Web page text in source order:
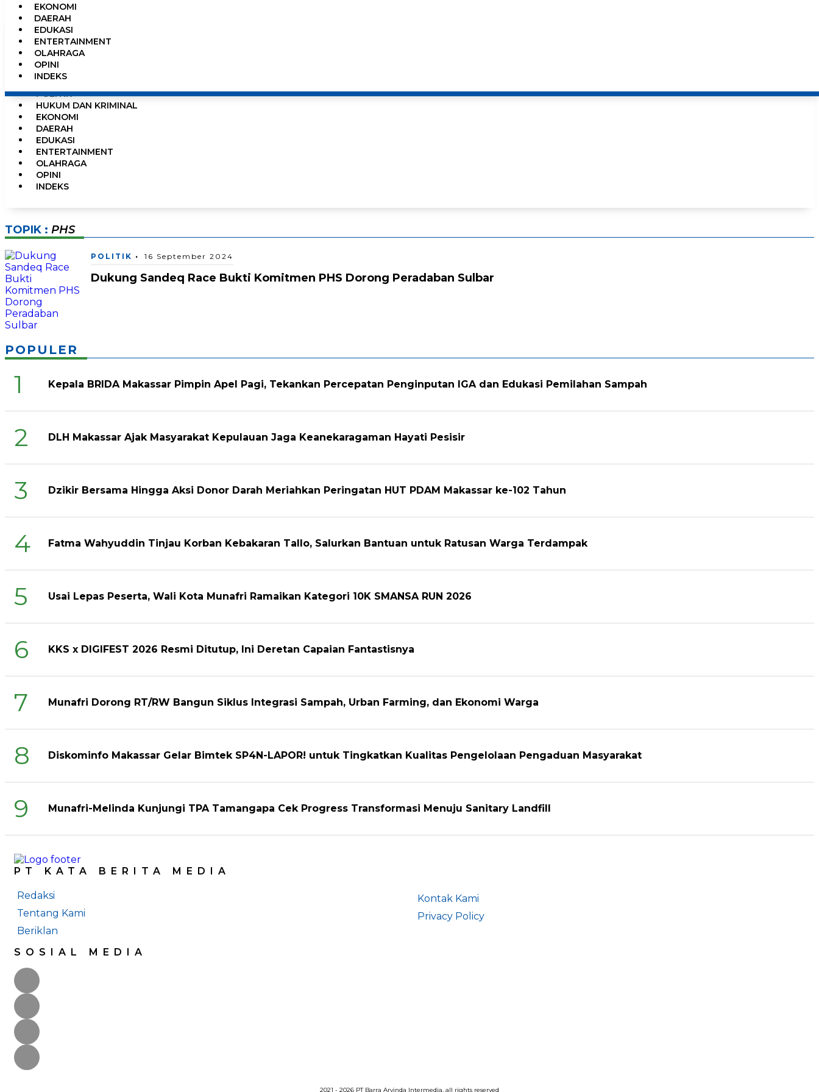
0%
HOME
NEWS
PEMERINTAHAN
POLITIK
HUKUM DAN KRIMINAL
EKONOMI
DAERAH
EDUKASI
ENTERTAINMENT
OLAHRAGA
OPINI
INDEKS
EKONOMI
DAERAH
EDUKASI
ENTERTAINMENT
OLAHRAGA
OPINI
INDEKS
TOPIK : PHS
POLITIK 16 September 2024
Dukung Sandeq Race Bukti Komitmen PHS Dorong Peradaban Sulbar
POPULER
1 Kepala BRIDA Makassar Pimpin Apel Pagi, Tekankan Percepatan Penginputan IGA dan Edukasi Pemilahan Sampah
2 DLH Makassar Ajak Masyarakat Kepulauan Jaga Keanekaragaman Hayati Pesisir
3 Dzikir Bersama Hingga Aksi Donor Darah Meriahkan Peringatan HUT PDAM Makassar ke-102 Tahun
4 Fatma Wahyuddin Tinjau Korban Kebakaran Tallo, Salurkan Bantuan untuk Ratusan Warga Terdampak
5 Usai Lepas Peserta, Wali Kota Munafri Ramaikan Kategori 10K SMANSA RUN 2026
6 KKS x DIGIFEST 2026 Resmi Ditutup, Ini Deretan Capaian Fantastisnya
7 Munafri Dorong RT/RW Bangun Siklus Integrasi Sampah, Urban Farming, dan Ekonomi Warga
8 Diskominfo Makassar Gelar Bimtek SP4N-LAPOR! untuk Tingkatkan Kualitas Pengelolaan Pengaduan Masyarakat
9 Munafri-Melinda Kunjungi TPA Tamangapa Cek Progress Transformasi Menuju Sanitary Landfill
PT KATA BERITA MEDIA
Redaksi
Tentang Kami
Beriklan
Kontak Kami
Privacy Policy
SOSIAL MEDIA
2021 - 2026 PT Barra Arvinda Intermedia, all rights reserved